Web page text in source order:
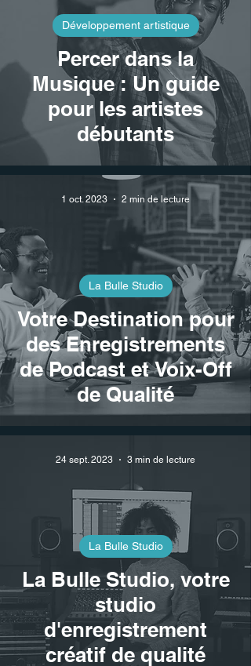
Percer dans la
Musique : Un guide
pour les artistes
débutants
Développement artistique
Votre Destination pour
des Enregistrements
de Podcast et Voix-Off
de Qualité
La Bulle Studio
1 oct. 2023 2 min de lecture
La Bulle Studio, votre
studio
d'enregistrement
créatif de qualité
La Bulle Studio
24 sept. 2023 3 min de lecture